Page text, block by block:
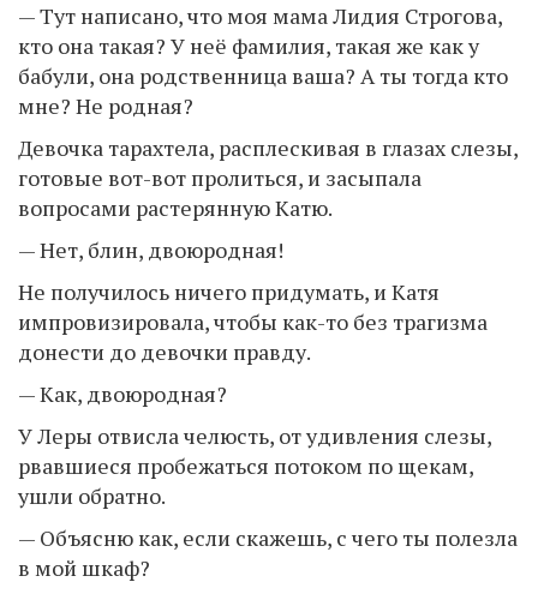
— Тут написано, что моя мама Лидия Строгова,
кто она такая? У неё фамилия, такая же как у
бабули, она родственница ваша? А ты тогда кто
мне? Не родная?
Девочка тарахтела, расплескивая в глазах слезы,
готовые вот-вот пролиться, и засыпала
вопросами растерянную Катю.
— Нет, блин, двоюродная!
Не получилось ничего придумать, и Катя
импровизировала, чтобы как-то без трагизма
донести до девочки правду.
— Как, двоюродная?
У Леры отвисла челюсть, от удивления слезы,
рвавшиеся пробежаться потоком по щекам,
ушли обратно.
— Объясню как, если скажешь, с чего ты полезла
в мой шкаф?